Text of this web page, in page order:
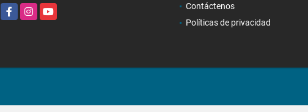
FacebookInstagramYouTube
Contáctenos
Políticas de privacidad